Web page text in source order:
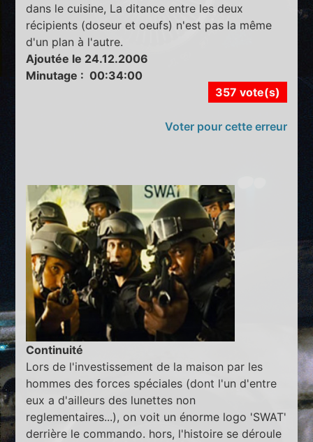
dans le cuisine, La ditance entre les deux
récipients (doseur et oeufs) n'est pas la même
d'un plan à l'autre.
Ajoutée le 24.12.2006
Minutage : 00:34:00
357 vote(s)
Voter pour cette erreur
Continuité
Lors de l'investissement de la maison par les
hommes des forces spéciales (dont l'un d'entre
eux a d'ailleurs des lunettes non
reglementaires...), on voit un énorme logo 'SWAT'
derrière le commando. hors, l'histoire se déroule